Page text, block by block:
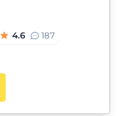
4.6 187